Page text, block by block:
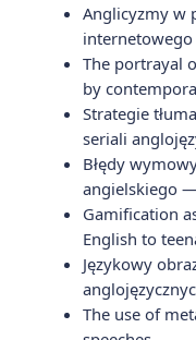
Anglicyzmy w
The portrayal
by
Strategie
seriali
Błędy
angielskiego
Gamification
English to
Językowy
The use of